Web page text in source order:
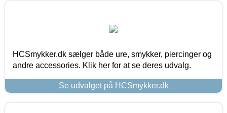
HCSmykker.dk sælger både ure, smykker, piercinger og
andre accessories. Klik her for at se deres udvalg.
Se udvalget på HCSmykker.dk